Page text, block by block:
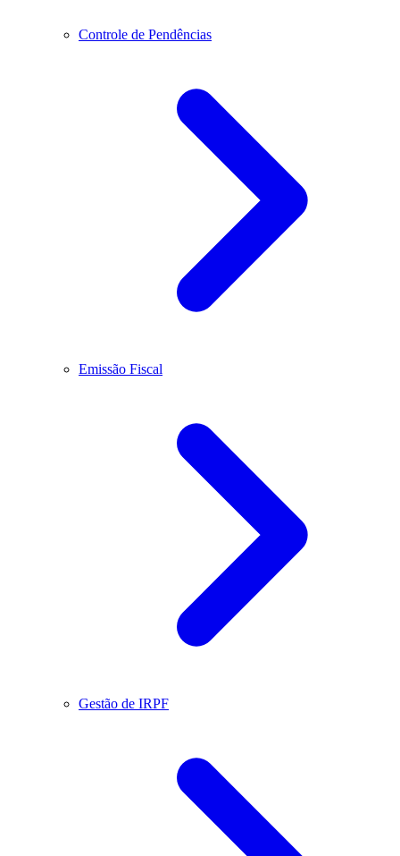
Controle de Pendências
Emissão Fiscal
Gestão de IRPF